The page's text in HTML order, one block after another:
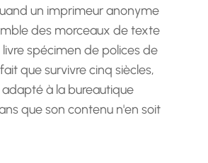
un imprimeur anonyme
des morceaux de texte
livre spécimen de polices de
que survivre cinq siècles,
adapté à la bureautique
que son contenu n'en soit